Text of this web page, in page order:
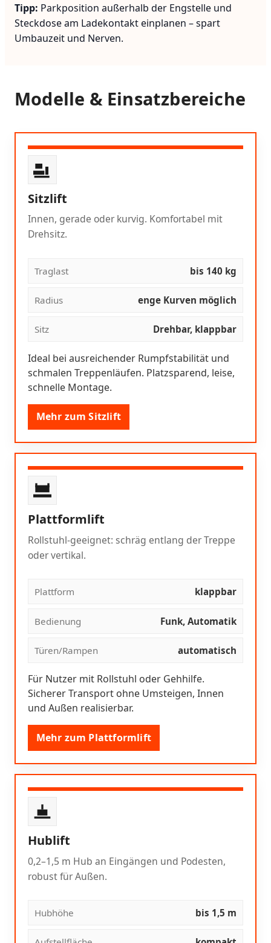
Tipp: Parkposition außerhalb der Engstelle und
Steckdose am Ladekontakt einplanen – spart
Umbauzeit und Nerven.
Modelle & Einsatzbereiche
Sitzlift
Innen, gerade oder kurvig. Komfortabel mit
Drehsitz.
Traglast bis 140 kg
Radius enge Kurven möglich
Sitz Drehbar, klappbar
Ideal bei ausreichender Rumpfstabilität und
schmalen Treppenläufen. Platzsparend, leise,
schnelle Montage.
Mehr zum Sitzlift
Plattformlift
Rollstuhl-geeignet: schräg entlang der Treppe
oder vertikal.
Plattform klappbar
Bedienung Funk, Automatik
Türen/Rampen automatisch
Für Nutzer mit Rollstuhl oder Gehhilfe.
Sicherer Transport ohne Umsteigen, Innen
und Außen realisierbar.
Mehr zum Plattformlift
Hublift
0,2–1,5 m Hub an Eingängen und Podesten,
robust für Außen.
Hubhöhe bis 1,5 m